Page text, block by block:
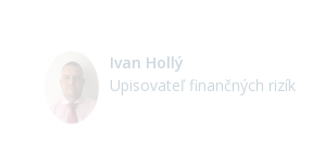
Ivan Hollý
Upisovateľ finančných rizík